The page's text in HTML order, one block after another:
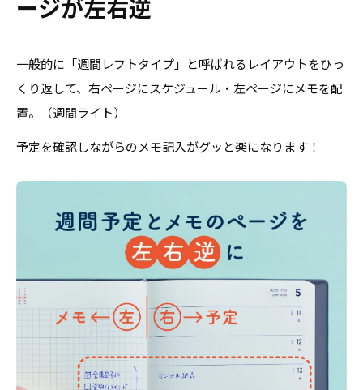
ージが左右逆
一般的に「週間レフトタイプ」と呼ばれるレイアウトをひっ
くり返して、右ページにスケジュール・左ページにメモを配
置。（週間ライト）
予定を確認しながらのメモ記入がグッと楽になります！